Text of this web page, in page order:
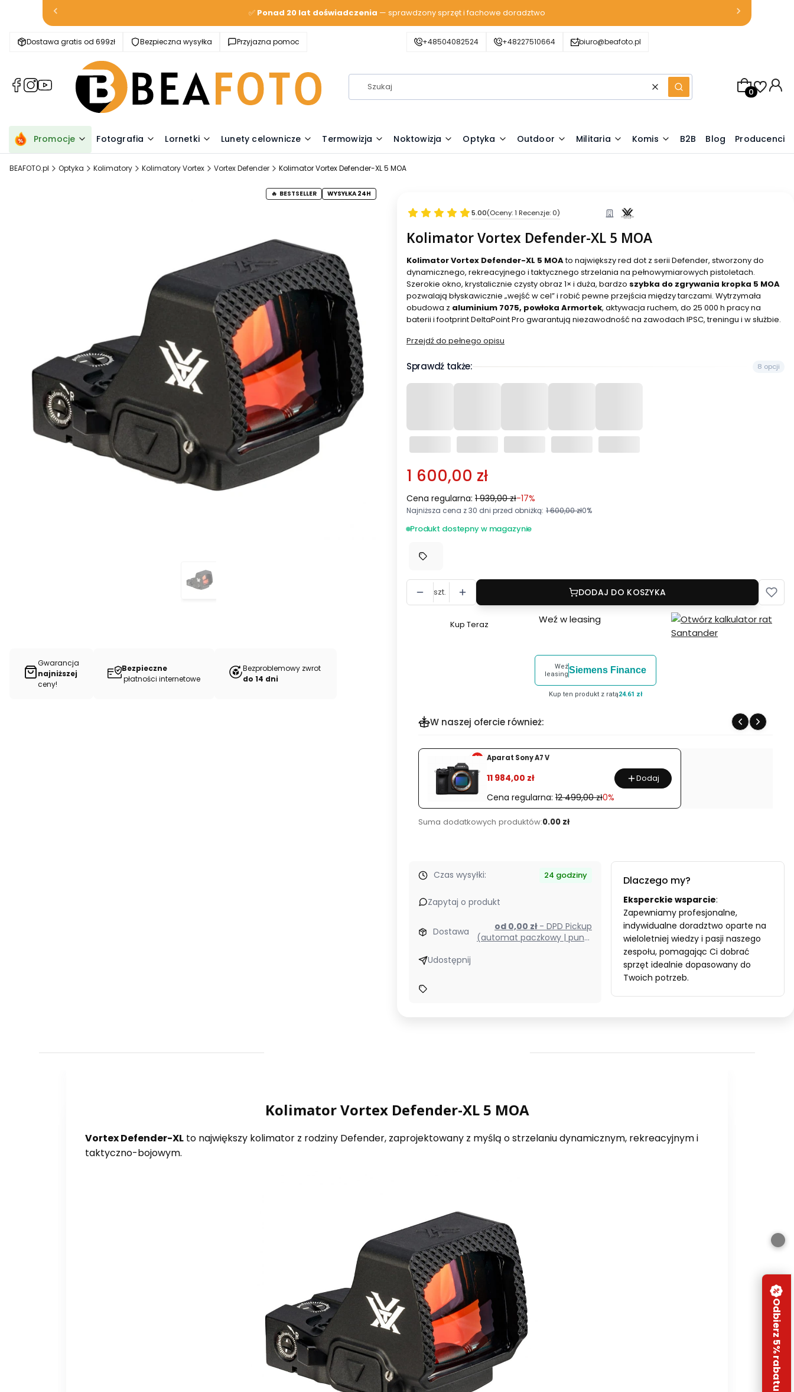
✅ Ponad 20 lat doświadczenia — sprawdzony sprzęt i fachowe doradztwo
Dostawa gratis od 699zł Bezpieczna wysyłka Przyjazna pomoc +48504082524 +48227510664 biuro@beafoto.pl
(Otwiera
karcie)
(Otwiera
karcie)
(Otwiera
karcie)
WyczyśćSzukaj
Produkty w
Promocje Fotografia Lornetki Lunety celownicze Termowizja Noktowizja Optyka Outdoor Militaria Komis B2B Blog Producenci
BEAFOTO.pl Optyka Kolimatory Kolimatory Vortex Vortex Defender Kolimator Vortex Defender-XL 5 MOA
Gwarancja
najniższej
ceny!
Bezpieczne
płatności internetowe
Bezproblemowy zwrot
do 14 dni
BESTSELLER WYSYŁKA 24H
5.00(Oceny: 1 Recenzje: 0)
Kolimator Vortex Defender-XL 5 MOA
Kolimator Vortex Defender-XL 5 MOAto największy red dot z serii Defender, stworzony do
dynamicznego, rekreacyjnego i taktycznego strzelania na pełnowymiarowych pistoletach.
Szerokie okno, krystalicznie czysty obraz 1× i duża, bardzo szybka do zgrywania kropka 5 MOA
pozwalają błyskawicznie „wejść w cel” i robić pewne przejścia między tarczami. Wytrzymała
obudowa z aluminium 7075, powłoka Armortek, aktywacja ruchem, do 25 000 h pracy na
baterii i footprint DeltaPoint Pro gwarantują niezawodność na zawodach IPSC, treningu i w służbie.
Przejdź do pełnego opisu
Sprawdź także: 8 opcji
1 600,00 zł
Cena regularna: 1 939,00 zł-17%
Najniższa cena z 30 dni przed obniżką: 1 600,00 zł0%
Produkt dostepny w magazynie
szt. DODAJ DO KOSZYKA
Szybki
Defender-
XL
MOA
Kup Teraz Weź w leasing
Weź
leasingSiemens Finance
Kup ten produkt z ratą24.61 zł
W naszej ofercie również:
% Aparat Sony A7 V
11 984,00 zł
Cena regularna: 12 499,00 zł0%
Dodaj
Suma dodatkowych produktów:0.00 zł
Czas wysyłki: 24 godziny
Zapytaj o produkt
Dostawa od 0,00 zł - DPD Pickup
(automat paczkowy | punkt
Udostępnij
Dlaczego my?
Eksperckie wsparcie:
Zapewniamy profesjonalne,
indywidualne doradztwo oparte na
wieloletniej wiedzy i pasji naszego
zespołu, pomagając Ci dobrać
sprzęt idealnie dopasowany do
Twoich potrzeb.
Kolimator Vortex Defender-XL 5 MOA
Vortex Defender-XL to największy kolimator z rodziny Defender, zaprojektowany z myślą o strzelaniu dynamicznym, rekreacyjnym i
taktyczno-bojowym.
Odbierz 5% rabatu